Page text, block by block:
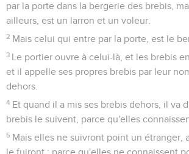
par la porte dans la bergerie des brebis,
ailleurs, est un larron et un voleur.
2 Mais celui qui entre par la porte, est le
3 Le portier ouvre à celui-là, et les brebis
et il appelle ses propres brebis par leur
dehors.
4 Et quand il a mis ses brebis dehors, il va
brebis le suivent, parce qu'elles
5 Mais elles ne suivront point un étranger,
le fuiront ; parce qu'elles ne connaissent